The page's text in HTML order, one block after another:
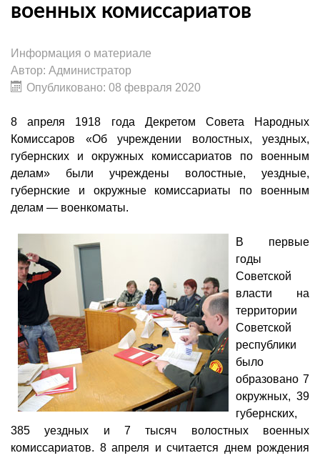
военных комиссариатов
Информация о материале
Автор: Администратор
Опубликовано: 08 февраля 2020
8 апреля 1918 года Декретом Совета Народных
Комиссаров «Об учреждении волостных, уездных,
губернских и окружных комиссариатов по военным
делам» были учреждены волостные, уездные,
губернские и окружные комиссариаты по военным
делам — военкоматы.
В первые
годы
Советской
власти на
территории
Советской
республики
было
образовано 7
окружных, 39
губернских,
385 уездных и 7 тысяч волостных военных
комиссариатов. 8 апреля и считается днем рождения